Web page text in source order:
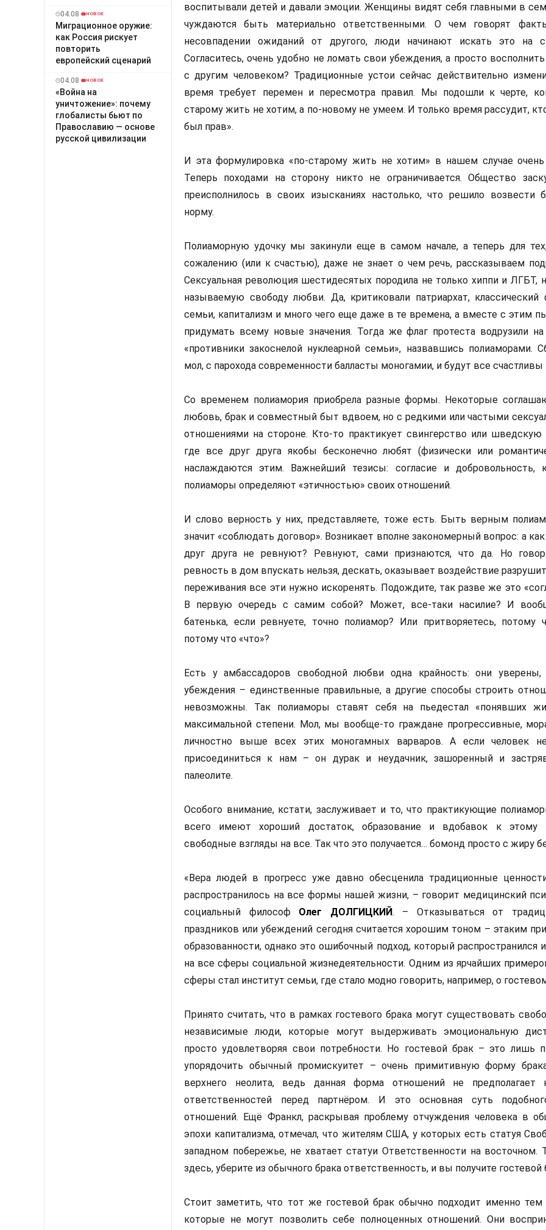
04.08 НОВОЕ
Миграционное оружие:
как Россия рискует
повторить
европейский сценарий
04.08 НОВОЕ
«Война на
уничтожение»: почему
глобалисты бьют по
Православию — основе
русской цивилизации
воспитывали детей и давали эмоции. Женщины видят себя главными в
чуждаются быть материально ответственными. О чем говорят
несовпадении ожиданий от другого, люди начинают искать это на
Согласитесь, очень удобно не ломать свои убеждения, а просто
с другим человеком? Традиционные устои сейчас действительно
время требует перемен и пересмотра правил. Мы подошли к черте,
старому жить не хотим, а по-новому не умеем. И только время рассудит,
был прав».
И эта формулировка «по-старому жить не хотим» в нашем случае
Теперь походами на сторону никто не ограничивается. Общество
преисполнилось в своих изысканиях настолько, что решило возвести
норму.
Полиаморную удочку мы закинули еще в самом начале, а теперь для
сожалению (или к счастью), даже не знает о чем речь, рассказываем
Сексуальная революция шестидесятых породила не только хиппи и ЛГБТ,
называемую свободу любви. Да, критиковали патриархат, классический
семьи, капитализм и много чего еще даже в те времена, а вместе с этим
придумать всему новые значения. Тогда же флаг протеста водрузили
«противники закоснелой нуклеарной семьи», назвавшись полиаморами.
мол, с парохода современности балласты моногамии, и будут все
Со временем полиамория приобрела разные формы. Некоторые
любовь, брак и совместный быт вдвоем, но с редкими или частыми
отношениями на стороне. Кто-то практикует свингерство или
где все друг друга якобы бесконечно любят (физически или
наслаждаются этим. Важнейший тезисы: согласие и добровольность,
полиаморы определяют «этичностью» своих отношений.
И слово верность у них, представляете, тоже есть. Быть верным
значит «соблюдать договор». Возникает вполне закономерный вопрос: а
друг друга не ревнуют? Ревнуют, сами признаются, что да. Но
ревность в дом впускать нельзя, дескать, оказывает воздействие
переживания все эти нужно искоренять. Подождите, так разве же это
В первую очередь с самим собой? Может, все-таки насилие? И
батенька, если ревнуете, точно полиамор? Или притворяетесь,
потому что «что»?
Есть у амбассадоров свободной любви одна крайность: они
убеждения – единственные правильные, а другие способы строить
невозможны. Так полиаморы ставят себя на пьедестал «понявших
максимальной степени. Мол, мы вообще-то граждане прогрессивные,
личностно выше всех этих моногамных варваров. А если человек
присоединиться к нам – он дурак и неудачник, зашоренный и
палеолите.
Особого внимание, кстати, заслуживает и то, что практикующие
всего имеют хороший достаток, образование и вдобавок к этому
свободные взгляды на все. Так что это получается… бомонд просто с жиру
«Вера людей в прогресс уже давно обесценила традиционные
распространилось на все формы нашей жизни, – говорит медицинский
социальный философ Олег ДОЛГИЦКИЙ. – Отказываться от
праздников или убеждений сегодня считается хорошим тоном – этаким
образованности, однако это ошибочный подход, который распространился
на все сферы социальной жизнедеятельности. Одним из ярчайших
сферы стал институт семьи, где стало модно говорить, например, о
Принято считать, что в рамках гостевого брака могут существовать
независимые люди, которые могут выдерживать эмоциональную
просто удовлетворяя свои потребности. Но гостевой брак – это лишь
упорядочить обычный промискуитет – очень примитивную форму
верхнего неолита, ведь данная форма отношений не предполагает
ответственностей перед партнёром. И это основная суть
отношений. Ещё Франкл, раскрывая проблему отчуждения человека в
эпохи капитализма, отмечал, что жителям США, у которых есть статуя
западном побережье, не хватает статуи Ответственности на восточном.
здесь, уберите из обычного брака ответственность, и вы получите гостевой
Стоит заметить, что тот же гостевой брак обычно подходит именно
которые не могут позволить себе полноценных отношений. Они